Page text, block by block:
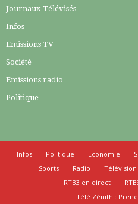
Journaux Télévisés
Infos
Emissions TV
Société
Emissions radio
Politique
Infos Politique Economie
Sports
Radio Télévision
RTB3 en direct
Télé Zénith :